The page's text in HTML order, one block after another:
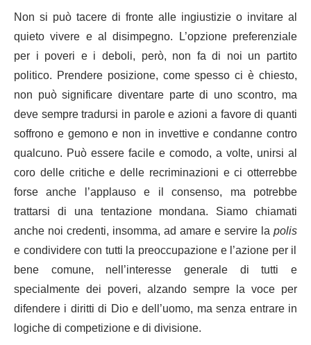
Non si può tacere di fronte alle ingiustizie o invitare al
quieto vivere e al disimpegno. L’opzione preferenziale
per i poveri e i deboli, però, non fa di noi un partito
politico. Prendere posizione, come spesso ci è chiesto,
non può significare diventare parte di uno scontro, ma
deve sempre tradursi in parole e azioni a favore di quanti
soffrono e gemono e non in invettive e condanne contro
qualcuno. Può essere facile e comodo, a volte, unirsi al
coro delle critiche e delle recriminazioni e ci otterrebbe
forse anche l’applauso e il consenso, ma potrebbe
trattarsi di una tentazione mondana. Siamo chiamati
anche noi credenti, insomma, ad amare e servire lapolis
e condividere con tutti la preoccupazione e l’azione per il
bene comune, nell’interesse generale di tutti e
specialmente dei poveri, alzando sempre la voce per
difendere i diritti di Dio e dell’uomo, ma senza entrare in
logiche di competizione e di divisione.